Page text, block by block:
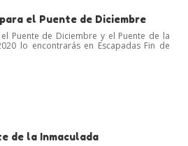
el Puente de Diciembre
Puente de Diciembre y el Puente de la
lo encontrarás en Escapadas Fin de
de la Inmaculada